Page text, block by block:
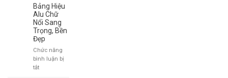
Tên
Công
Ty
Quận
1
Giải
Bảng Hiệu
Alu Chữ
Nổi Sang
Trọng, Bền
Đẹp
Chức năng
bình luận bị
tắtở